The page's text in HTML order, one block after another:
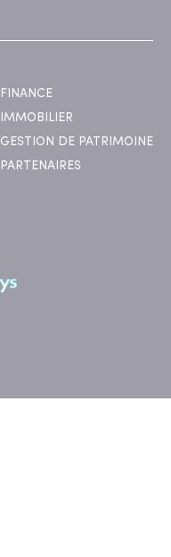
FINANCE
IMMOBILIER
GESTION DE PATRIMOINE
PARTENAIRES